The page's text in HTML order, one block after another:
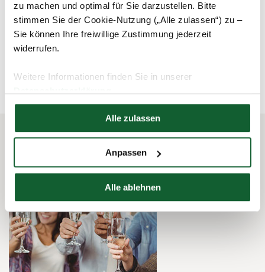
zu machen und optimal für Sie darzustellen. Bitte
stimmen Sie der Cookie-Nutzung („Alle zulassen“) zu –
Sie können Ihre freiwillige Zustimmung jederzeit
widerrufen.
Weitere Informationen finden Sie in unserer
Hier finden Sie unserImpressum
Alle zulassen
Anpassen
Alle ablehnen
Das könnte Sie auch interessieren